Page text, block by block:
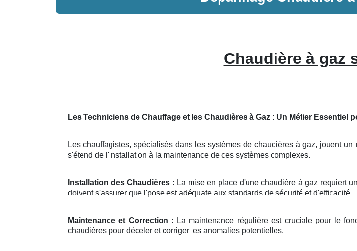
Chaudière à gaz
Les Techniciens de Chauffage et les Chaudières à Gaz : Un Métier Essentiel
Les chauffagistes, spécialisés dans les systèmes de chaudières à gaz, jouent
s'étend de l'installation à la maintenance de ces systèmes complexes.
Installation des Chaudières : La mise en place d'une chaudière à gaz requiert
doivent s'assurer que l'pose est adéquate aux standards de sécurité et d'efficacité.
Maintenance et Correction : La maintenance régulière est cruciale pour le
chaudières pour déceler et corriger les anomalies potentielles.